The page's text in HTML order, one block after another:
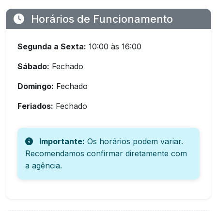
Horários de Funcionamento
Segunda a Sexta: 10:00 às 16:00
Sábado: Fechado
Domingo: Fechado
Feriados: Fechado
Importante: Os horários podem variar.
Recomendamos confirmar diretamente com
a agência.